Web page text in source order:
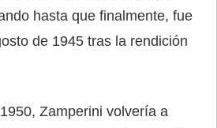
hasta que finalmente, fue
de 1945 tras la rendición
Zamperini volvería a